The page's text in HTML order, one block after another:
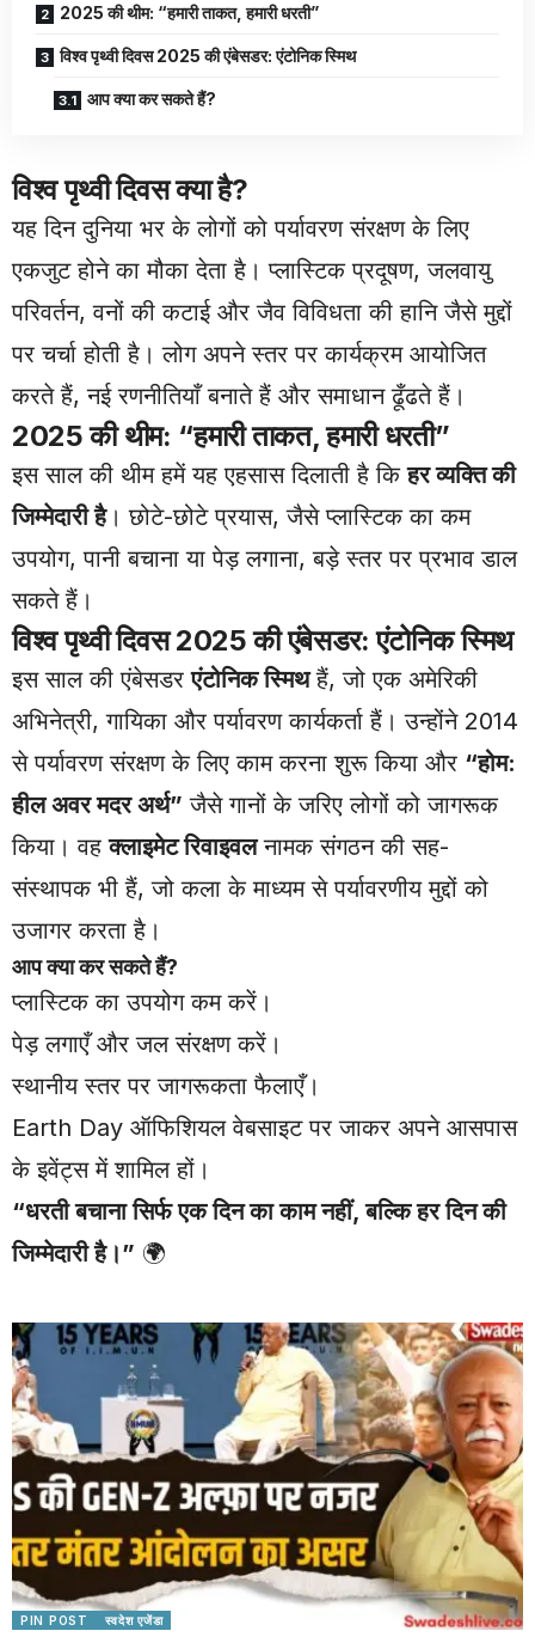
2025 की थीम: “हमारी ताकत, हमारी धरती”
विश्व पृथ्वी दिवस 2025 की एंबेसडर: एंटोनिक स्मिथ
आप क्या कर सकते हैं?
विश्व पृथ्वी दिवस क्या है?
यह दिन दुनिया भर के लोगों को पर्यावरण संरक्षण के लिए
एकजुट होने का मौका देता है। प्लास्टिक प्रदूषण, जलवायु
परिवर्तन, वनों की कटाई और जैव विविधता की हानि जैसे मुद्दों
पर चर्चा होती है। लोग अपने स्तर पर कार्यक्रम आयोजित
करते हैं, नई रणनीतियाँ बनाते हैं और समाधान ढूँढते हैं।
2025 की थीम: “हमारी ताकत, हमारी धरती”
इस साल की थीम हमें यह एहसास दिलाती है किहर व्यक्ति की
जिम्मेदारी है। छोटे-छोटे प्रयास, जैसे प्लास्टिक का कम
उपयोग, पानी बचाना या पेड़ लगाना, बड़े स्तर पर प्रभाव डाल
सकते हैं।
विश्व पृथ्वी दिवस 2025 की एंबेसडर: एंटोनिक स्मिथ
इस साल की एंबेसडरएंटोनिक स्मिथहैं, जो एक अमेरिकी
अभिनेत्री, गायिका और पर्यावरण कार्यकर्ता हैं। उन्होंने 2014
से पर्यावरण संरक्षण के लिए काम करना शुरू किया और “होम:
हील अवर मदर अर्थ” जैसे गानों के जरिए लोगों को जागरूक
किया। वहक्लाइमेट रिवाइवलनामक संगठन की सह-
संस्थापक भी हैं, जो कला के माध्यम से पर्यावरणीय मुद्दों को
उजागर करता है।
आप क्या कर सकते हैं?
प्लास्टिक का उपयोग कम करें।
पेड़ लगाएँ और जल संरक्षण करें।
स्थानीय स्तर पर जागरूकता फैलाएँ।
Earth Day ऑफिशियल वेबसाइटपर जाकर अपने आसपास
के इवेंट्स में शामिल हों।
“धरती बचाना सिर्फ एक दिन का काम नहीं, बल्कि हर दिन की
जिम्मेदारी है।” 🌍
PIN POST स्वदेश एजेंडा